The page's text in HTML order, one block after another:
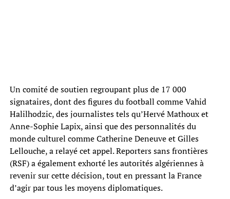
Un comité de soutien regroupant plus de 17 000
signataires, dont des figures du football comme Vahid
Halilhodzic, des journalistes tels qu’Hervé Mathoux et
Anne-Sophie Lapix, ainsi que des personnalités du
monde culturel comme Catherine Deneuve et Gilles
Lellouche, a relayé cet appel. Reporters sans frontières
(RSF) a également exhorté les autorités algériennes à
revenir sur cette décision, tout en pressant la France
d’agir par tous les moyens diplomatiques.